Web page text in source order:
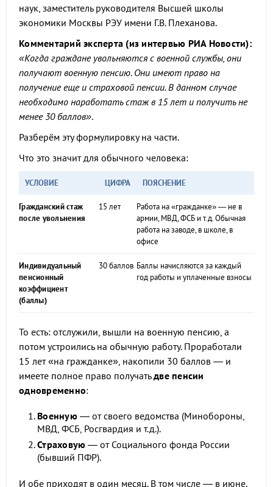
наук, заместитель руководителя Высшей школы
экономики Москвы РЭУ имени Г.В. Плеханова.
Комментарий эксперта (из интервью РИА Новости):
«Когда граждане увольняются с военной службы, они
получают военную пенсию. Они имеют право на
получение еще и страховой пенсии. В данном случае
необходимо наработать стаж в 15 лет и получить не
менее 30 баллов».
Разберём эту формулировку на части.
Что это значит для обычного человека:
УСЛОВИЕ ЦИФРА ПОЯСНЕНИЕ
Гражданский стаж
после увольнения
15 лет
Работа на «гражданке» — не в
армии, МВД, ФСБ и т.д. Обычная
работа на заводе, в школе, в
офисе
Индивидуальный
пенсионный
коэффициент
(баллы)
30 баллов Баллы начисляются за каждый
год работы и уплаченные взносы
То есть: отслужили, вышли на военную пенсию, а
потом устроились на обычную работу. Проработали
15 лет «на гражданке», накопили 30 баллов — и
имеете полное право получатьдве пенсии
одновременно:
Военную— от своего ведомства (Минобороны,
МВД, ФСБ, Росгвардия и т.д.).
Страховую — от Социального фонда России
(бывший ПФР).
И обе приходят в один месяц. В том числе — в июне.